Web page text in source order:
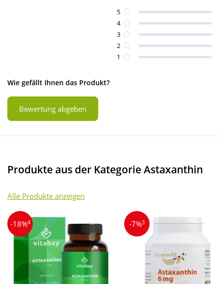
5
4
3
2
1
Wie gefällt Ihnen das Produkt?
Bewertung abgeben
Produkte aus der Kategorie Astaxanthin
Alle Produkte anzeigen
-18%4 -7%3